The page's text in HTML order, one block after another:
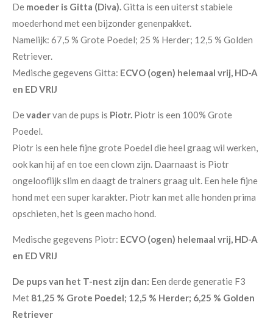
De moeder is Gitta (Diva). Gitta is een uiterst stabiele
moederhond met een bijzonder genenpakket.
Namelijk: 67,5 % Grote Poedel; 25 % Herder; 12,5 % Golden
Retriever.
Medische gegevens Gitta: ECVO (ogen) helemaal vrij, HD-A
en ED VRIJ
Devadervan de pups is Piotr. Piotr is een 100% Grote
Poedel.
Piotr is een hele fijne grote Poedel die heel graag wil werken,
ook kan hij af en toe een clown zijn. Daarnaast is Piotr
ongelooflijk slim en daagt de trainers graag uit. Een hele fijne
hond met een super karakter. Piotr kan met alle honden prima
opschieten, het is geen macho hond.
Medische gegevens Piotr: ECVO (ogen) helemaal vrij, HD-A
en ED VRIJ
De pups van het T-nest zijn dan: Een derde generatie F3
Met 81,25 % Grote Poedel; 12,5 % Herder; 6,25 % Golden
Retriever